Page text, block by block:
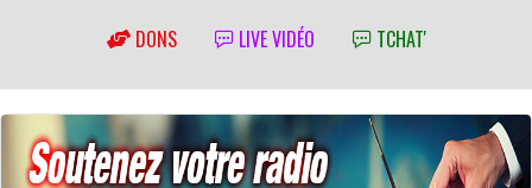
DONS LIVE VIDÉO TCHAT'